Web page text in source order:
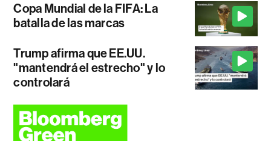
Copa Mundial de la FIFA: La
batalla de las marcas
Trump afirma que EE.UU.
"mantendrá el estrecho" y lo
controlará